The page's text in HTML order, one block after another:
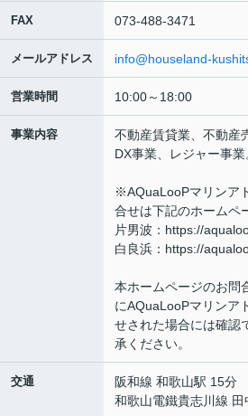
FAX 073-488-3471
メールアドレス info@houseland-
営業時間 10:00～18:00
事業内容
不動産賃貸業、不動産
DX事業、レジャー事業
※AQuaLooPマリンア
合せは下記のホームペ
片男波：https://
白良浜：https://
本ホームページのお問
にAQuaLooPマリンア
せされた場合には確認
承ください。
交通
阪和線 和歌山駅 15分
和歌山電鐵貴志川線